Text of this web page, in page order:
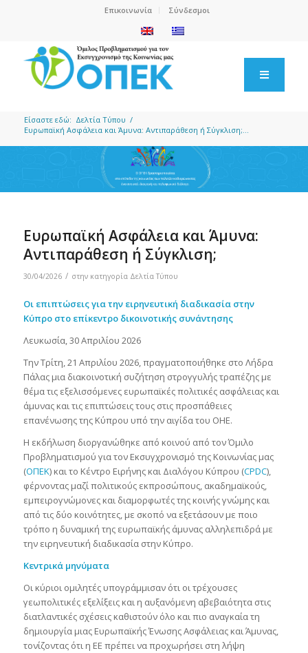
Επικοινωνία Σύνδεσμοι
Είσαστε εδώ: Δελτία Τύπου /
Ευρωπαϊκή Ασφάλεια και Άμυνα: Αντιπαράθεση ή Σύγκλιση;...
Ευρωπαϊκή Ασφάλεια και Άμυνα:
Αντιπαράθεση ή Σύγκλιση;
30/04/2026 / στην κατηγορία Δελτία Τύπου
Οι επιπτώσεις για την ειρηνευτική διαδικασία στην
Κύπρο στο επίκεντρο δικοινοτικής συνάντησης
Λευκωσία, 30 Απριλίου 2026
Την Τρίτη, 21 Απριλίου 2026, πραγματοποιήθηκε στο Λήδρα
Πάλας μια διακοινοτική συζήτηση στρογγυλής τραπέζης με
θέμα τις εξελισσόμενες ευρωπαϊκές πολιτικές ασφάλειας και
άμυνας και τις επιπτώσεις τους στις προσπάθειες
επανένωσης της Κύπρου υπό την αιγίδα του ΟΗΕ.
Η εκδήλωση διοργανώθηκε από κοινού από τον Όμιλο
Προβληματισμού για τον Εκσυγχρονισμό της Κοινωνίας μας
(ΟΠΕΚ) και το Κέντρο Ειρήνης και Διαλόγου Κύπρου (CPDC),
φέρνοντας μαζί πολιτικούς εκπροσώπους, ακαδημαϊκούς,
εμπειρογνώμονες και διαμορφωτές της κοινής γνώμης και
από τις δύο κοινότητες, με σκοπό να εξετάσουν με ποιο
τρόπο η δυναμική της ευρωπαϊκής άμυνας αλληλεπιδρά με
την ειρηνευτική διαδικασία στην Κύπρο.
Κεντρικά μηνύματα
Οι κύριοι ομιλητές υπογράμμισαν ότι οι τρέχουσες
γεωπολιτικές εξελίξεις και η αυξανόμενη αβεβαιότητα στις
διατλαντικές σχέσεις καθιστούν όλο και πιο αναγκαία τη
δημιουργία μιας Ευρωπαϊκής Ένωσης Ασφάλειας και Άμυνας,
τονίζοντας ότι η ΕΕ πρέπει να προχωρήσει στη λήψη